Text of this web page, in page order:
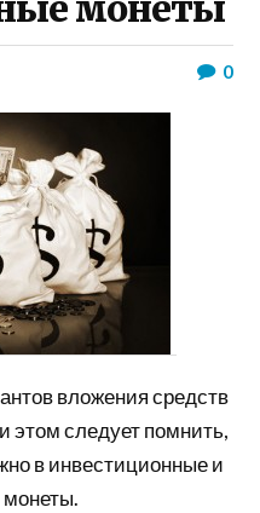
монеты
0
вложения средств
этом следует помнить,
в инвестиционные и